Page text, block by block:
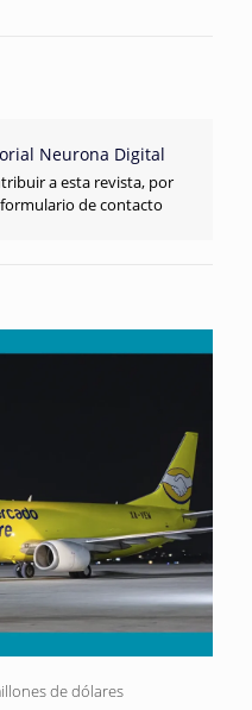
Neurona Digital
a esta revista, por
de contacto
de dólares